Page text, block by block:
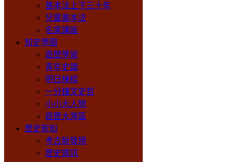
基本法上下三十年
兒童基本法
名家講座
知史學園
遊歷學習
青年史識
明日棟樑
一分鐘文史哲
小小大人物
遊歷大灣區
歷史新知
考古新發現
歷史資訊